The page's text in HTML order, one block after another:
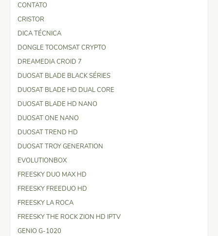
CONTATO
CRISTOR
DICA TÉCNICA
DONGLE TOCOMSAT CRYPTO
DREAMEDIA CROID 7
DUOSAT BLADE BLACK SÉRIES
DUOSAT BLADE HD DUAL CORE
DUOSAT BLADE HD NANO
DUOSAT ONE NANO
DUOSAT TREND HD
DUOSAT TROY GENERATION
EVOLUTIONBOX
FREESKY DUO MAX HD
FREESKY FREEDUO HD
FREESKY LA ROCA
FREESKY THE ROCK ZION HD IPTV
GENIO G-1020